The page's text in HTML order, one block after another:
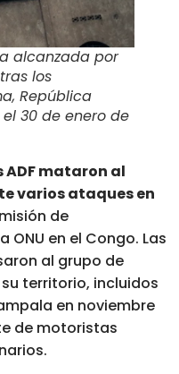
alcanzada por
los
República
30 de enero de
mataron al
varios ataques en
de
en el Congo. Las
al grupo de
territorio, incluidos
en noviembre
de motoristas